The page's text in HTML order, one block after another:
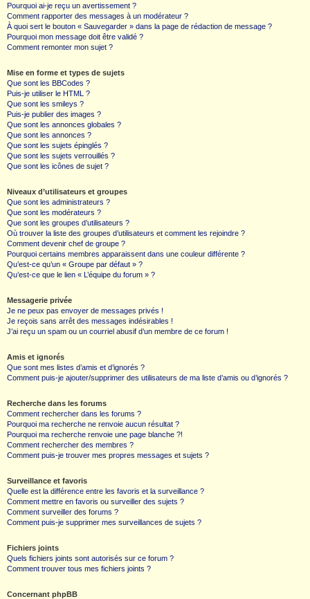
Pourquoi ai-je reçu un avertissement ?
Comment rapporter des messages à un modérateur ?
À quoi sert le bouton « Sauvegarder » dans la page de rédaction de message ?
Pourquoi mon message doit être validé ?
Comment remonter mon sujet ?
Mise en forme et types de sujets
Que sont les BBCodes ?
Puis-je utiliser le HTML ?
Que sont les smileys ?
Puis-je publier des images ?
Que sont les annonces globales ?
Que sont les annonces ?
Que sont les sujets épinglés ?
Que sont les sujets verrouillés ?
Que sont les icônes de sujet ?
Niveaux d’utilisateurs et groupes
Que sont les administrateurs ?
Que sont les modérateurs ?
Que sont les groupes d’utilisateurs ?
Où trouver la liste des groupes d’utilisateurs et comment les rejoindre ?
Comment devenir chef de groupe ?
Pourquoi certains membres apparaissent dans une couleur différente ?
Qu’est-ce qu’un « Groupe par défaut » ?
Qu’est-ce que le lien « L’équipe du forum » ?
Messagerie privée
Je ne peux pas envoyer de messages privés !
Je reçois sans arrêt des messages indésirables !
J’ai reçu un spam ou un courriel abusif d’un membre de ce forum !
Amis et ignorés
Que sont mes listes d’amis et d’ignorés ?
Comment puis-je ajouter/supprimer des utilisateurs de ma liste d’amis ou d’ignorés ?
Recherche dans les forums
Comment rechercher dans les forums ?
Pourquoi ma recherche ne renvoie aucun résultat ?
Pourquoi ma recherche renvoie une page blanche ?!
Comment rechercher des membres ?
Comment puis-je trouver mes propres messages et sujets ?
Surveillance et favoris
Quelle est la différence entre les favoris et la surveillance ?
Comment mettre en favoris ou surveiller des sujets ?
Comment surveiller des forums ?
Comment puis-je supprimer mes surveillances de sujets ?
Fichiers joints
Quels fichiers joints sont autorisés sur ce forum ?
Comment trouver tous mes fichiers joints ?
Concernant phpBB